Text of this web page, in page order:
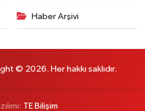
Haber Arşivi
© 2026. Her hakkı saklıdır.
TE Bilişim